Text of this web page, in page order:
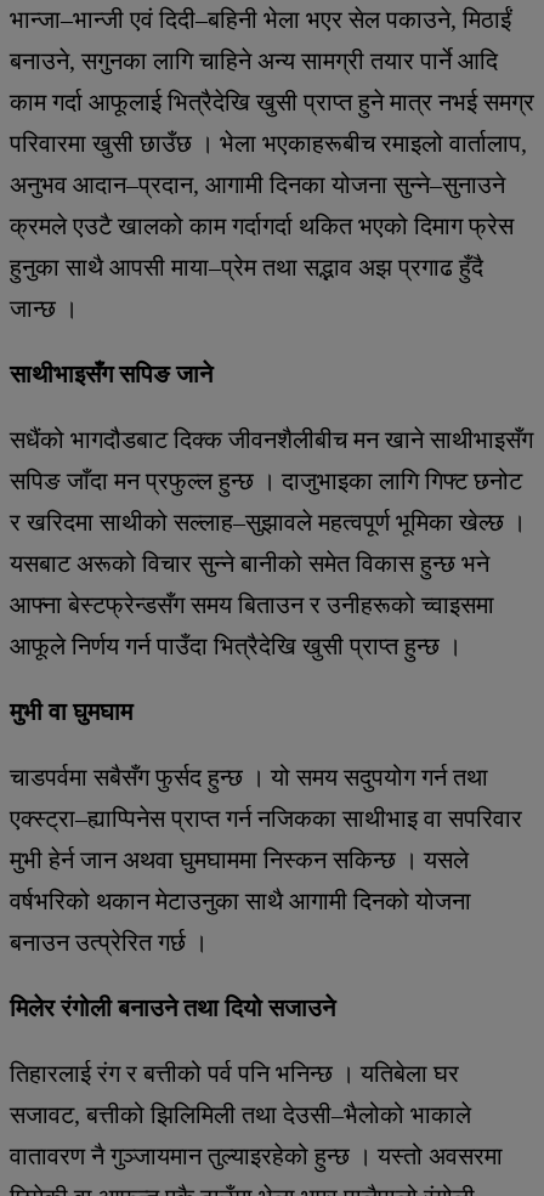
भान्जा–भान्जी एवं दिदी–बहिनी भेला भएर सेल पकाउने, मिठाईं
बनाउने, सगुनका लागि चाहिने अन्य सामग्री तयार पार्ने आदि
काम गर्दा आफूलाई भित्रैदेखि खुसी प्राप्त हुने मात्र नभई समग्र
परिवारमा खुसी छाउँछ । भेला भएकाहरूबीच रमाइलो वार्तालाप,
अनुभव आदान–प्रदान, आगामी दिनका योजना सुन्ने–सुनाउने
क्रमले एउटै खालको काम गर्दागर्दा थकित भएको दिमाग फ्रेस
हुनुका साथै आपसी माया–प्रेम तथा सद्भाव अझ प्रगाढ हुँदै
जान्छ ।
साथीभाइसँग सपिङ जाने
सधैंको भागदौडबाट दिक्क जीवनशैलीबीच मन खाने साथीभाइसँग
सपिङ जाँदा मन प्रफुल्ल हुन्छ । दाजुभाइका लागि गिफ्ट छनोट
र खरिदमा साथीको सल्लाह–सुझावले महत्वपूर्ण भूमिका खेल्छ ।
यसबाट अरूको विचार सुन्ने बानीको समेत विकास हुन्छ भने
आफ्ना बेस्टफ्रेन्डसँग समय बिताउन र उनीहरूको च्वाइसमा
आफूले निर्णय गर्न पाउँदा भित्रैदेखि खुसी प्राप्त हुन्छ ।
मुभी वा घुमघाम
चाडपर्वमा सबैसँग फुर्सद हुन्छ । यो समय सदुपयोग गर्न तथा
एक्स्ट्रा–ह्याप्पिनेस प्राप्त गर्न नजिकका साथीभाइ वा सपरिवार
मुभी हेर्न जान अथवा घुमघाममा निस्कन सकिन्छ । यसले
वर्षभरिको थकान मेटाउनुका साथै आगामी दिनको योजना
बनाउन उत्प्रेरित गर्छ ।
मिलेर रंगोली बनाउने तथा दियो सजाउने
तिहारलाई रंग र बत्तीको पर्व पनि भनिन्छ । यतिबेला घर
सजावट, बत्तीको झिलिमिली तथा देउसी–भैलोको भाकाले
वातावरण नै गुञ्जायमान तुल्याइरहेको हुन्छ । यस्तो अवसरमा